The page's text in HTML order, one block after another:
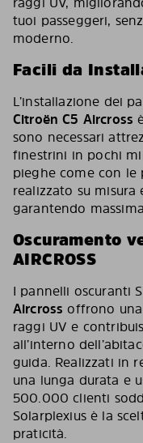
tuoi passeggeri,
moderno.
Facili da
L’installazione dei
Citroën C5 Aircross
sono necessari
finestrini in pochi
pieghe come con le
realizzato su misura
garantendo
Oscuramento
AIRCROSS
I pannelli oscuranti
Aircross offrono
raggi UV e
all’interno
guida. Realizzati in
una lunga durata e
500.000 clienti
Solarplexius è la
praticità.